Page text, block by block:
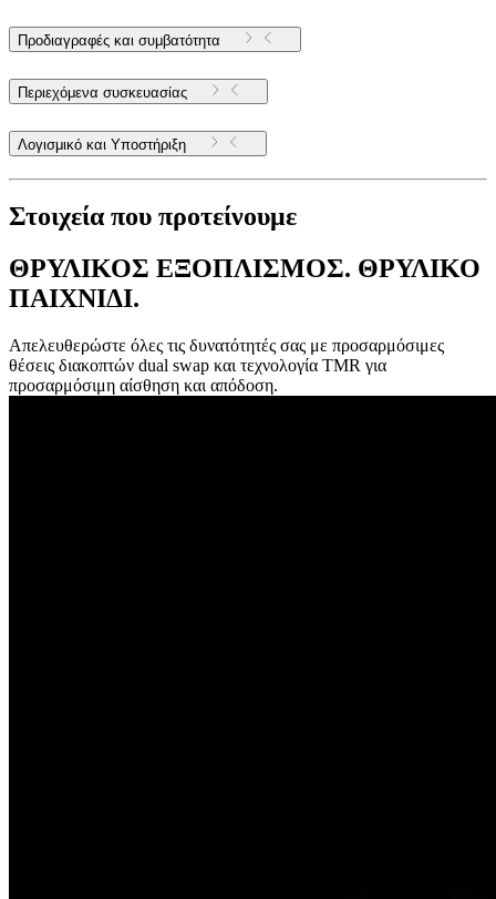
Προδιαγραφές και συμβατότητα
Περιεχόμενα συσκευασίας
Λογισμικό και Υποστήριξη
Στοιχεία που προτείνουμε
ΘΡΥΛΙΚΟΣ ΕΞΟΠΛΙΣΜΟΣ. ΘΡΥΛΙΚΟ
ΠΑΙΧΝΙΔΙ.
Απελευθερώστε όλες τις δυνατότητές σας με προσαρμόσιμες
θέσεις διακοπτών dual swap και τεχνολογία TMR για
προσαρμόσιμη αίσθηση και απόδοση.